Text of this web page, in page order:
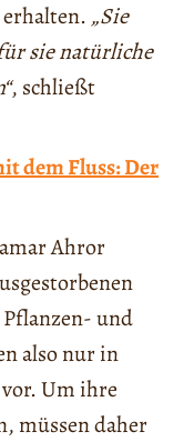
„Sie
sie natürliche
, schließt
dem Fluss: Der
Ahror
und
also nur in
Um ihre
müssen daher